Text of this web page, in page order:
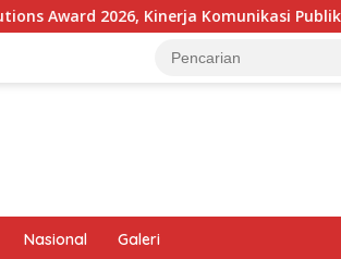
2026, Kinerja Komunikasi Publik
Nasional Galeri